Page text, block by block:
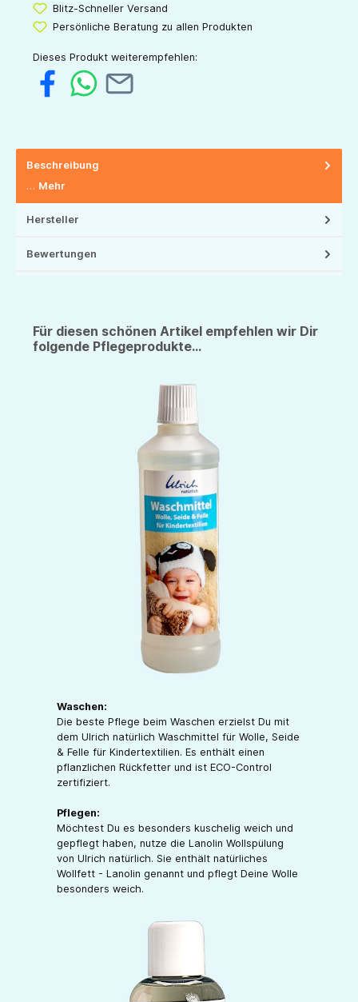
Blitz-Schneller Versand
Persönliche Beratung zu allen Produkten
Dieses Produkt weiterempfehlen:
Beschreibung
… Mehr
Hersteller
Bewertungen
Für diesen schönen Artikel empfehlen wir Dir
folgende Pflegeprodukte...
Waschen:
Die beste Pflege beim Waschen erzielst Du mit
dem Ulrich natürlich Waschmittel für Wolle, Seide
& Felle für Kindertextilien. Es enthält einen
pflanzlichen Rückfetter und ist ECO-Control
zertifiziert.
Pflegen:
Möchtest Du es besonders kuschelig weich und
gepflegt haben, nutze die Lanolin Wollspülung
von Ulrich natürlich. Sie enthält natürliches
Wollfett - Lanolin genannt und pflegt Deine Wolle
besonders weich.